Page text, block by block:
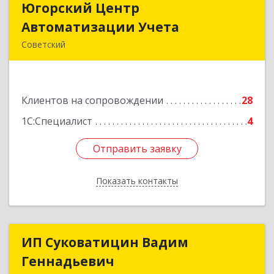
Югорский Центр
Автоматизации Учета
Советский
Клиентов на сопровождении
28
1С:Специалист
4
Отправить заявку
Показать контакты
Югорский Центр
Автоматизации Учета
Подробнее
Отправить заявку
Назад
ИП Суковатицин Вадим
Геннадьевич
ИП Суковатицин Вадим